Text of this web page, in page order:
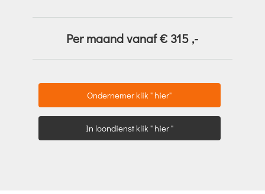
Per maand vanaf €315 ,-
Ondernemer klik " hier"
In loondienst klik " hier "